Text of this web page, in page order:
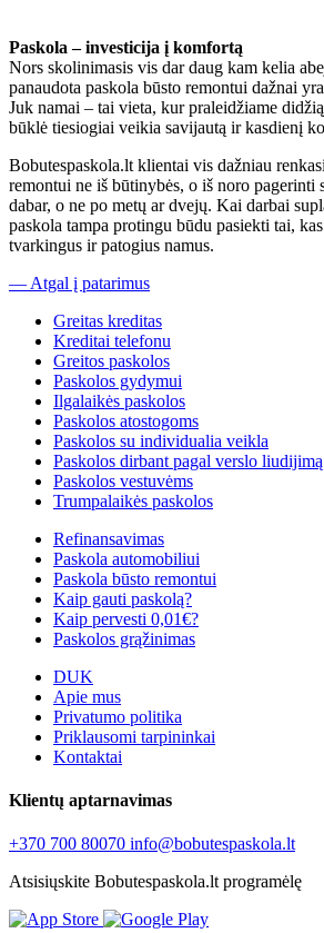
Paskola – investicija į komfortą
Nors skolinimasis vis dar daug kam kelia
panaudota paskola būsto remontui dažnai
Juk namai – tai vieta, kur praleidžiame
būklė tiesiogiai veikia savijautą ir kasdienį
Bobutespaskola.lt klientai vis dažniau
remontui ne iš būtinybės, o iš noro pagerinti
dabar, o ne po metų ar dvejų. Kai darbai
paskola tampa protingu būdu pasiekti tai,
tvarkingus ir patogius namus.
— Atgal į patarimus
Greitas kreditas
Kreditai telefonu
Greitos paskolos
Paskolos gydymui
Ilgalaikės paskolos
Paskolos atostogoms
Paskolos su individualia veikla
Paskolos dirbant pagal verslo liudijimą
Paskolos vestuvėms
Trumpalaikės paskolos
Refinansavimas
Paskola automobiliui
Paskola būsto remontui
Kaip gauti paskolą?
Kaip pervesti 0,01€?
Paskolos grąžinimas
DUK
Apie mus
Privatumo politika
Priklausomi tarpininkai
Kontaktai
Klientų aptarnavimas
+370 700 80070 info@bobutespaskola.lt
Atsisiųskite Bobutespaskola.lt programėlę